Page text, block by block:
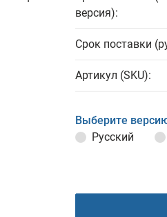
версия):
Срок поставки
Артикул (SKU):
Выберите
Русский